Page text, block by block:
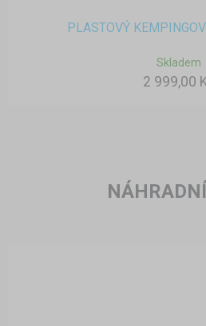
PLASTOVÝ
Skladem
2 999,00